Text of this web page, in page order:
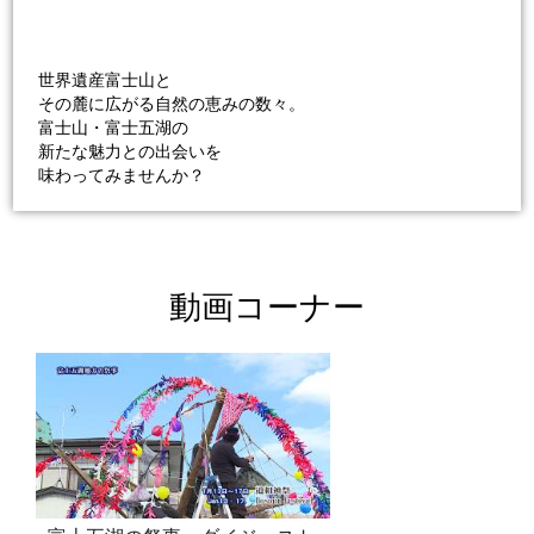
世界遺産富士山と
その麓に広がる自然の恵みの数々。
富士山・富士五湖の
新たな魅力との出会いを
味わってみませんか？
動画コーナー